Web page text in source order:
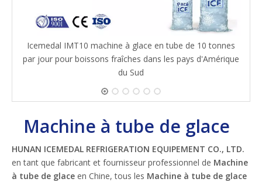
Icemedal IMT10 machine à glace en tube de 10 tonnes
par jour pour boissons fraîches dans les pays d'Amérique
du Sud
Machine à tube de glace
HUNAN ICEMEDAL REFRIGERATION EQUIPEMENT CO., LTD.
en tant que fabricant et fournisseur professionnel de Machine
à tube de glace en Chine, tous les Machine à tube de glace